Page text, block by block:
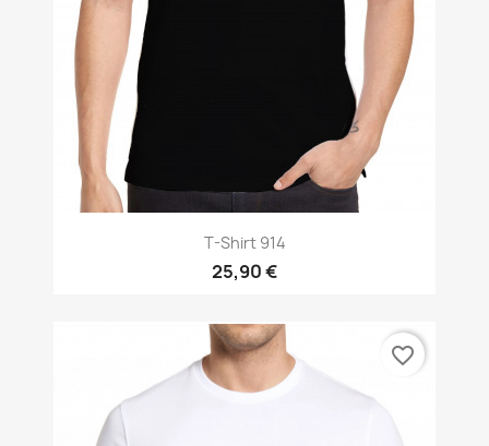
T-Shirt 914
25,90 €
favorite_border